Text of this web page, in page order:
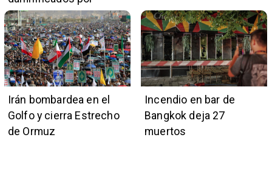
terremotos
Irán bombardea en el
Golfo y cierra Estrecho
de Ormuz
Incendio en bar de
Bangkok deja 27
muertos